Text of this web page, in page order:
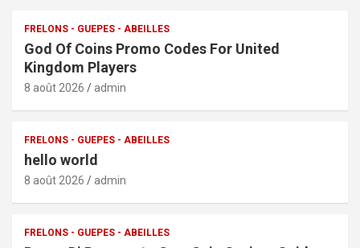
FRELONS - GUEPES - ABEILLES
God Of Coins Promo Codes For United
Kingdom Players
8 août 2026 admin
FRELONS - GUEPES - ABEILLES
hello world
8 août 2026 admin
FRELONS - GUEPES - ABEILLES